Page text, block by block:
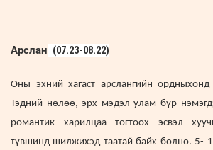
Арслан (07.23-08.22)
Оны эхний хагаст арслангийн
Тэдний нөлөө, эрх мэдэл улам бүр
романтик харилцаа тогтоох эсвэл
түвшинд шилжихэд таатай байх болно. 5-